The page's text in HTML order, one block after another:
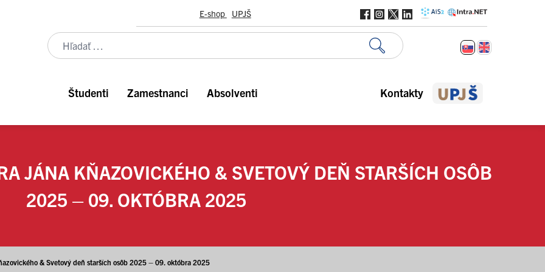
E-shop UPJŠ
Študenti Zamestnanci Absolventi Kontakty
JÁNA KŇAZOVICKÉHO & SVETOVÝ DEŇ STARŠÍCH OSÔB
2025 – 09. OKTÓBRA 2025
& Svetový deň starších osôb 2025 – 09. októbra 2025